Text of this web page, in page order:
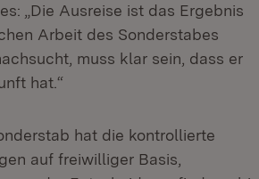
„Die Ausreise ist das Ergebnis
Arbeit des Sonderstabes
muss klar sein, dass er
hat.“
hat die kontrollierte
auf freiwilliger Basis,